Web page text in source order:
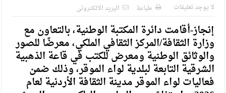
لا يوجد تعليقات طباعة البريد الالكترونى
إنجاز-أقامت دائرة المكتبة الوطنية، بالتعاون مع
وزارة الثقافة/المركز الثقافي الملكي، معرضًا للصور
والوثائق الوطنية ومعرض للكتب في قاعة الذهبية
الشرقية التابعة لبلدية لواء الموقر، وذلك ضمن
فعاليات لواء الموقر مدينة الثقافة الأردنية لعام